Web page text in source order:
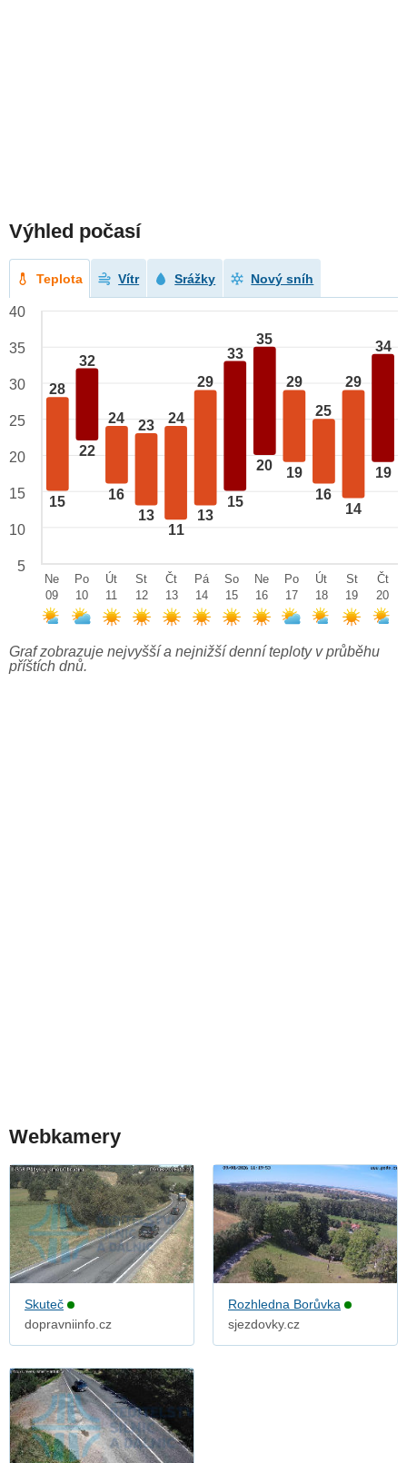
Výhled počasí
Teplota Vítr Srážky Nový sníh
28
15
32
22
24
16
23
13
24
11
29
13
33
15
35
20
29
19
25
16
29
14
34
19
40
35
30
25
20
15
10
5
Ne
09
Po
10
Út
11
St
12
Čt
13
Pá
14
So
15
Ne
16
Po
17
Út
18
St
19
Čt
20
Graf zobrazuje nejvyšší a nejnižší denní teploty v průběhu
příštích dnů.
Webkamery
Skuteč
dopravniinfo.cz
Rozhledna Borůvka
sjezdovky.cz